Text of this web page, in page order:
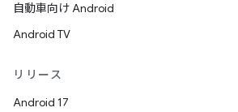
自動車向け Android
Android TV
リリース
Android 17